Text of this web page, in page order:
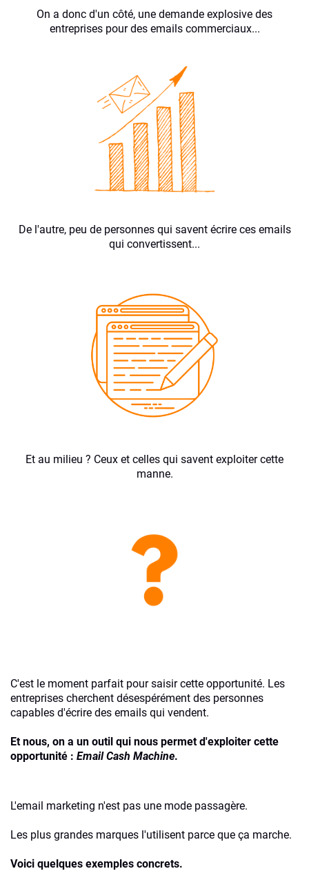
On a donc d'un côté, une demande explosive des
entreprises pour des emails commerciaux...
De l'autre, peu de personnes qui savent écrire ces emails
qui convertissent...
Et au milieu ? Ceux et celles qui savent exploiter cette
manne.
C'est le moment parfait pour saisir cette opportunité. Les
entreprises cherchent désespérément des personnes
capables d'écrire des emails qui vendent.
Et nous, on a un outil qui nous permet d'exploiter cette
opportunité : Email Cash Machine.
L'email marketing n'est pas une mode passagère.
Les plus grandes marques l'utilisent parce que ça marche.
Voici quelques exemples concrets.